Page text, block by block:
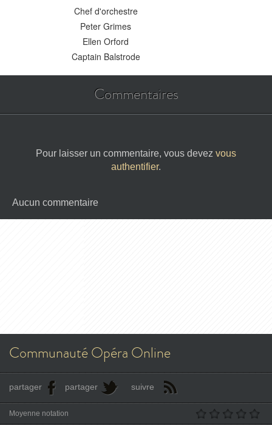
Chef d'orchestre
Peter Grimes
Ellen Orford
Captain Balstrode
Commentaires
Pour laisser un commentaire, vous devez vous
authentifier.
Aucun commentaire
Communauté Opéra Online
partager partager suivre
Moyenne notation